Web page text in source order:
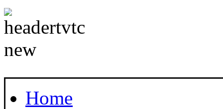
Home